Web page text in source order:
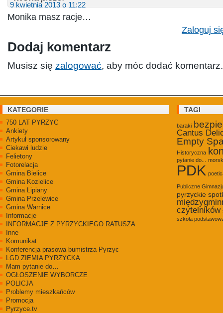
9 kwietnia 2013 o 11:22
Monika masz racje…
Zaloguj
Dodaj komentarz
Musisz się zalogować, aby móc dodać komentarz.
KATEGORIE
750 LAT PYRZYC
Ankiety
Artykuł sponsorowany
Ciekawi ludzie
Felietony
Fotorelacja
Gmina Bielice
Gmina Kozielice
Gmina Lipiany
Gmina Przelewice
Gmina Warnice
Informacje
INFORMACJE Z PYRZYCKIEGO RATUSZA
Inne
Komunikat
Konferencja prasowa bumistrza Pyrzyc
LGD ZIEMIA PYRZYCKA
Mam pytanie do…
OGŁOSZENIE WYBORCZE
POLICJA
Problemy mieszkańców
Promocja
Pyrzyce.tv
TAGI
baraki
Cantus
Empty
Historyczna
pytanie do...
PDK
Publiczne
pyrzyckie
czytelników
szkoła